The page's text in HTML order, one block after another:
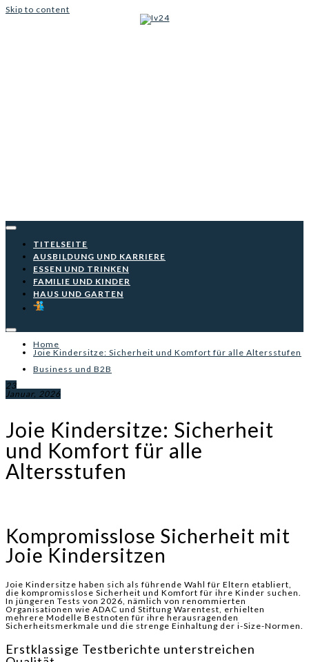
Skip to content
Iv24
TITELSEITE
AUSBILDUNG UND KARRIERE
ESSEN UND TRINKEN
FAMILIE UND KINDER
HAUS UND GARTEN
Home
Joie Kindersitze: Sicherheit und Komfort für alle Altersstufen
Business und B2B
23
Januar, 2026
Joie Kindersitze: Sicherheit
und Komfort für alle
Altersstufen
Kompromisslose Sicherheit mit
Joie Kindersitzen
Joie Kindersitze haben sich als führende Wahl für Eltern etabliert,
die kompromisslose Sicherheit und Komfort für ihre Kinder suchen.
In jüngeren Tests von 2026, nämlich von renommierten
Organisationen wie ADAC und Stiftung Warentest, erhielten
mehrere Modelle Bestnoten für ihre herausragenden
Sicherheitsmerkmale und die strenge Einhaltung der i-Size-Normen.
Erstklassige Testberichte unterstreichen